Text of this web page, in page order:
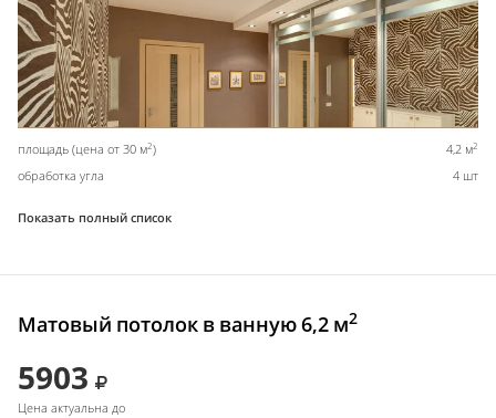
площадь (цена от 30 м2) 4,2 м2
обработка угла 4 шт
Показать полный список
Матовый потолок в ванную 6,2 м2
5903
Цена актуальна до